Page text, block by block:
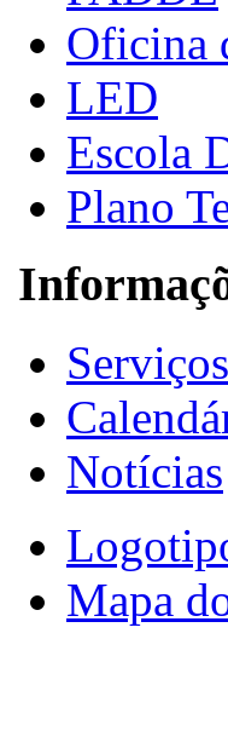
Oficina
LED
Escola
Plano
Serviços
Notícias
Mapa